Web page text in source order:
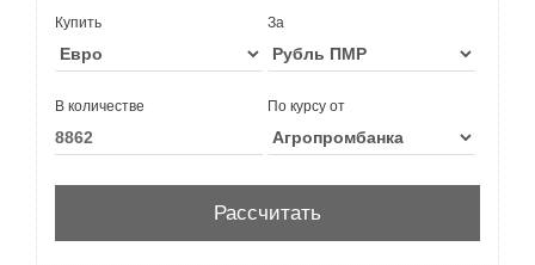
Купить За
В количестве По курсу от